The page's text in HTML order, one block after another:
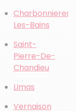
Charbonnieres-
Les-Bains
Saint-
Pierre-De-
Chandieu
Limas
Vernaison